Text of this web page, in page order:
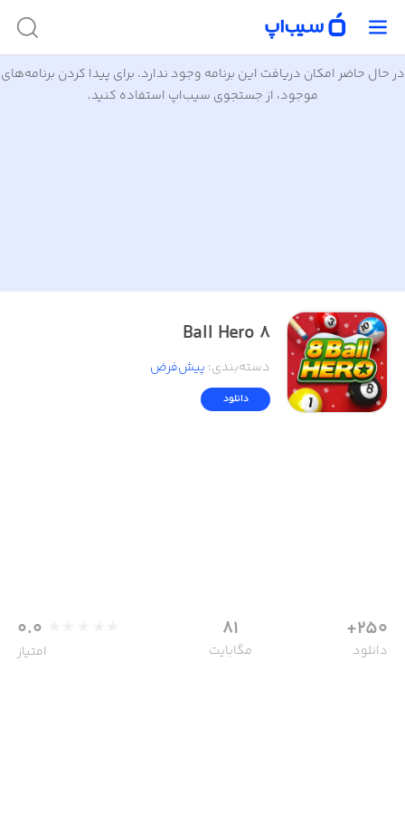
در حال حاضر امکان دریافت این برنامه وجود ندارد. برای پیدا کردن برنامه‌های
موجود، از جستجوی سیب‌اپ استفاده کنید.
8 Ball Hero
دسته‌بندی: پیش‌فرض
دانلود
250+
دانلود
81
مگابایت
0.0
امتیاز